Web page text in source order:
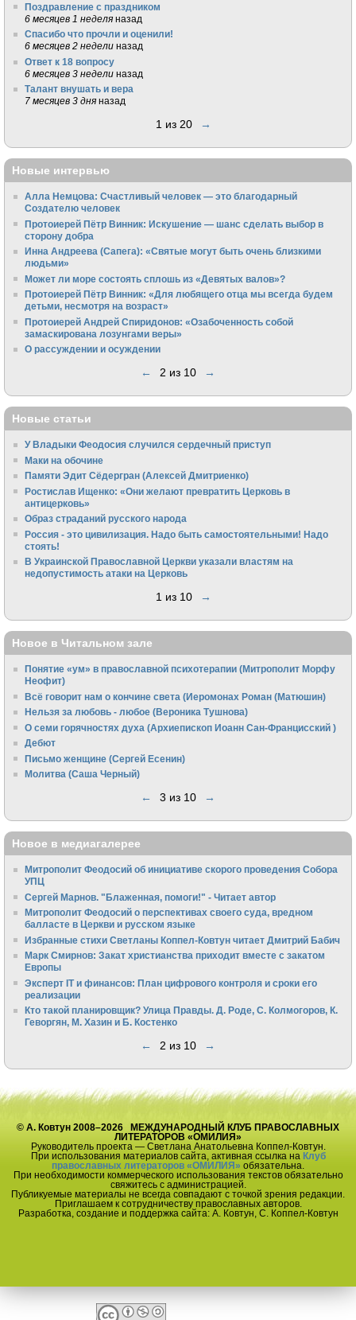
Поздравление с праздником
6 месяцев 1 неделя назад
Спасибо что прочли и оценили!
6 месяцев 2 недели назад
Ответ к 18 вопросу
6 месяцев 3 недели назад
Талант внушать и вера
7 месяцев 3 дня назад
1 из 20 →
Новые интервью
Алла Немцова: Счастливый человек — это благодарный
Создателю человек
Протоиерей Пётр Винник: Искушение — шанс сделать выбор в
сторону добра
Инна Андреева (Сапега): «Святые могут быть очень близкими
людьми»
Может ли море состоять сплошь из «Девятых валов»?
Протоиерей Пётр Винник: «Для любящего отца мы всегда будем
детьми, несмотря на возраст»
Протоиерей Андрей Спиридонов: «Озабоченность собой
замаскирована лозунгами веры»
О рассуждении и осуждении
← 2 из 10 →
Новые статьи
У Владыки Феодосия случился сердечный приступ
Маки на обочине
Памяти Эдит Сёдергран (Алексей Дмитриенко)
Ростислав Ищенко: «Они желают превратить Церковь в
антицерковь»
Образ страданий русского народа
Россия - это цивилизация. Надо быть самостоятельными! Надо
стоять!
В Украинской Православной Церкви указали властям на
недопустимость атаки на Церковь
1 из 10 →
Новое в Читальном зале
Понятие «ум» в православной психотерапии (Митрополит Морфу
Неофит)
Всё говорит нам о кончине света (Иеромонах Роман (Матюшин)
Нельзя за любовь - любое (Вероника Тушнова)
О семи горячностях духа (Архиепископ Иоанн Сан-Францисский )
Дебют
Письмо женщине (Сергей Есенин)
Молитва (Саша Черный)
← 3 из 10 →
Новое в медиагалерее
Митрополит Феодосий об инициативе скорого проведения Собора
УПЦ
Сергей Марнов. "Блаженная, помоги!" - Читает автор
Митрополит Феодосий о перспективах своего суда, вредном
балласте в Церкви и русском языке
Избранные стихи Светланы Коппел-Ковтун читает Дмитрий Бабич
Марк Смирнов: Закат христианства приходит вместе с закатом
Европы
Эксперт IT и финансов: План цифрового контроля и сроки его
реализации
Кто такой планировщик? Улица Правды. Д. Роде, С. Колмогоров, К.
Геворгян, М. Хазин и Б. Костенко
← 2 из 10 →
© А. Ковтун 2008–2026 МЕЖДУНАРОДНЫЙ КЛУБ ПРАВОСЛАВНЫХ
ЛИТЕРАТОРОВ «ОМИЛИЯ»
Руководитель проекта — Светлана Анатольевна Коппел-Ковтун.
При использования материалов сайта, активная ссылка на Клуб
православных литераторов «ОМИЛИЯ» обязательна.
При необходимости коммерческого использования текстов обязательно
свяжитесь с администрацией.
Публикуемые материалы не всегда совпадают с точкой зрения редакции.
Приглашаем к сотрудничеству православных авторов.
Разработка, создание и поддержка сайта: А. Ковтун, С. Коппел-Ковтун